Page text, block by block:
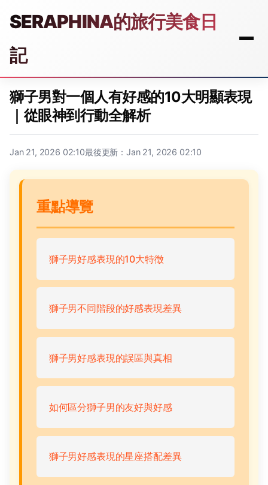
SERAPHINA的旅行美食日
記
獅子男對一個人有好感的10大明顯表現
｜從眼神到行動全解析
Jan 21, 2026 02:10最後更新：Jan 21, 2026 02:10
重點導覽
獅子男好感表現的10大特徵
獅子男不同階段的好感表現差異
獅子男好感表現的誤區與真相
如何區分獅子男的友好與好感
獅子男好感表現的星座搭配差異